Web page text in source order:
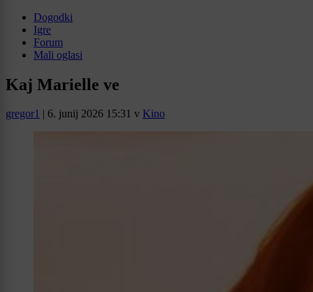
Dogodki
Igre
Forum
Mali oglasi
Kaj Marielle ve
gregor1 | 6. junij 2026 15:31 v Kino